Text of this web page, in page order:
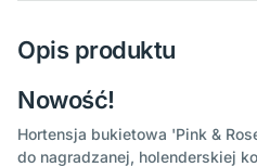
Opis produktu
Nowość!
Hortensja bukietowa 'Pink &
do nagradzanej, holenderskiej